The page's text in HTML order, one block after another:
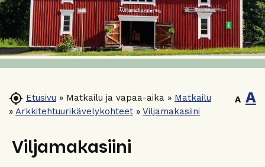
 Etusivu » Matkailu ja vapaa-aika » Matkailu
» Arkkitehtuurikävelykohteet » Viljamakasiini
A A
Viljamakasiini